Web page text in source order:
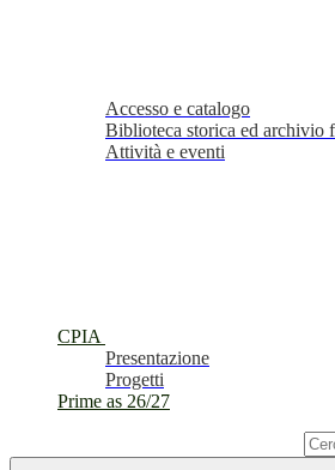
Accesso e catalogo
Biblioteca storica ed archivio
Attività e eventi
CPIA
Presentazione
Progetti
Prime as 26/27